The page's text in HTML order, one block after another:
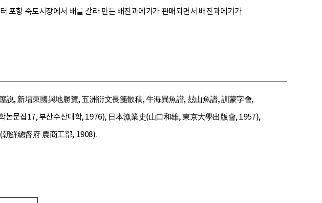
포항 죽도시장에서 배를 갈라 만든 배진과메기가 판매되면서 배진과메기가
, 新增東國與地勝覽, 五洲衍文長箋散稿, 牛海異魚譜, 玆山魚譜, 訓蒙字會,
논문집17, 부산수산대학, 1976), 日本漁業史(山口和雄, 東京大學出版會, 1957),
鮮總督府 農商工部, 1908).